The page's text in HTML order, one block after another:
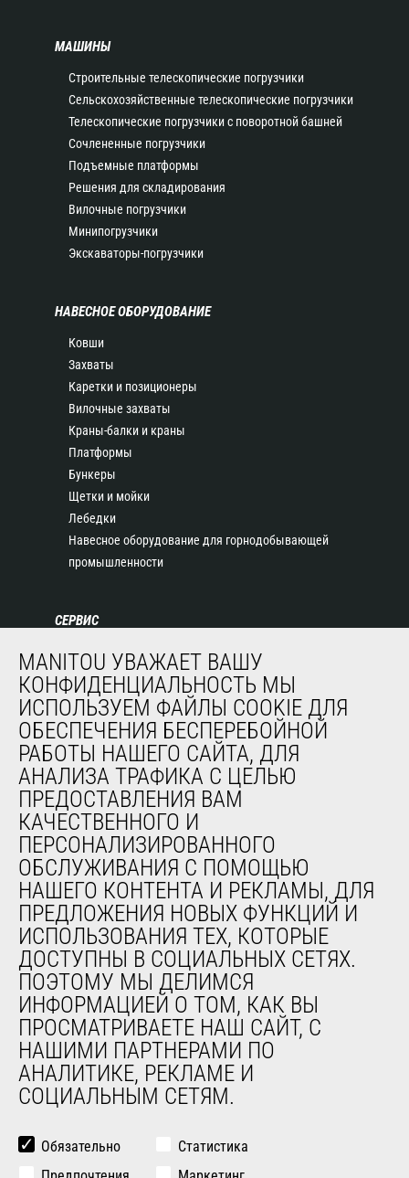
МАШИНЫ
Строительные телескопические погрузчики
Сельскохозяйственные телескопические погрузчики
Телескопические погрузчики с поворотной башней
Сочлененные погрузчики
Подъемные платформы
Решения для складирования
Вилочные погрузчики
Минипогрузчики
Экскаваторы-погрузчики
НАВЕСНОЕ ОБОРУДОВАНИЕ
Ковши
Захваты
Каретки и позиционеры
Вилочные захваты
Краны-балки и краны
Платформы
Бункеры
Щетки и мойки
Лебедки
Навесное оборудование для горнодобывающей
промышленности
СЕРВИС
Финансирование
Продленная гарантия
Контракты на техническое обслуживание
Запасные части
Система удаленного мониторинга
Программное обеспечение для диагностики и
обслуживания
Обучение
Подержанное оборудование
О НАС
Компания
Контакты
Юридическая информация
Мероприятия
Новости
История
General Terms and Conditions of Sale
ДРУГИЕ САЙТЫ ГРУППЫ
MANITOU УВАЖАЕТ ВАШУ
КОНФИДЕНЦИАЛЬНОСТЬ МЫ
ИСПОЛЬЗУЕМ ФАЙЛЫ COOKIE ДЛЯ
ОБЕСПЕЧЕНИЯ БЕСПЕРЕБОЙНОЙ
РАБОТЫ НАШЕГО САЙТА, ДЛЯ
АНАЛИЗА ТРАФИКА С ЦЕЛЬЮ
ПРЕДОСТАВЛЕНИЯ ВАМ
КАЧЕСТВЕННОГО И
ПЕРСОНАЛИЗИРОВАННОГО
ОБСЛУЖИВАНИЯ С ПОМОЩЬЮ
НАШЕГО КОНТЕНТА И РЕКЛАМЫ, ДЛЯ
ПРЕДЛОЖЕНИЯ НОВЫХ ФУНКЦИЙ И
ИСПОЛЬЗОВАНИЯ ТЕХ, КОТОРЫЕ
ДОСТУПНЫ В СОЦИАЛЬНЫХ СЕТЯХ.
ПОЭТОМУ МЫ ДЕЛИМСЯ
ИНФОРМАЦИЕЙ О ТОМ, КАК ВЫ
ПРОСМАТРИВАЕТЕ НАШ САЙТ, С
НАШИМИ ПАРТНЕРАМИ ПО
АНАЛИТИКЕ, РЕКЛАМЕ И
СОЦИАЛЬНЫМ СЕТЯМ.
Обязательно
Статистика